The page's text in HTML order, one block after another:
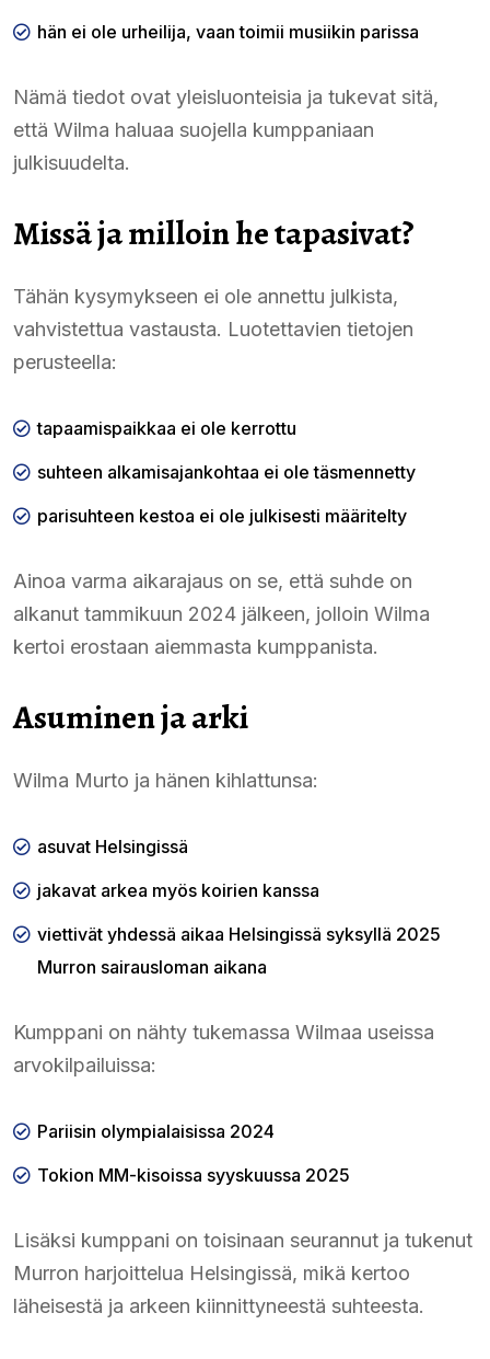
hän ei ole urheilija, vaan toimii musiikin parissa
Nämä tiedot ovat yleisluonteisia ja tukevat sitä,
että Wilma haluaa suojella kumppaniaan
julkisuudelta.
Missä ja milloin he tapasivat?
Tähän kysymykseen ei ole annettu julkista,
vahvistettua vastausta. Luotettavien tietojen
perusteella:
tapaamispaikkaa ei ole kerrottu
suhteen alkamisajankohtaa ei ole täsmennetty
parisuhteen kestoa ei ole julkisesti määritelty
Ainoa varma aikarajaus on se, että suhde on
alkanut tammikuun 2024 jälkeen, jolloin Wilma
kertoi erostaan aiemmasta kumppanista.
Asuminen ja arki
Wilma Murto ja hänen kihlattunsa:
asuvat Helsingissä
jakavat arkea myös koirien kanssa
viettivät yhdessä aikaa Helsingissä syksyllä 2025
Murron sairausloman aikana
Kumppani on nähty tukemassa Wilmaa useissa
arvokilpailuissa:
Pariisin olympialaisissa 2024
Tokion MM-kisoissa syyskuussa 2025
Lisäksi kumppani on toisinaan seurannut ja tukenut
Murron harjoittelua Helsingissä, mikä kertoo
läheisestä ja arkeen kiinnittyneestä suhteesta.